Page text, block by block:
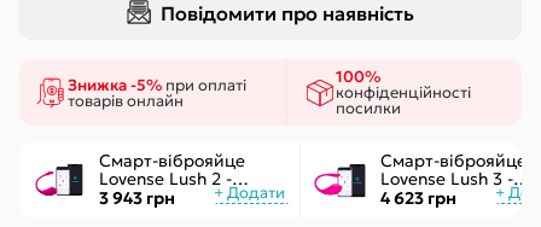
Повідомити про наявність
Знижка -5% при оплаті
товарів онлайн
100%
конфіденційності
посилки
Смарт-віброяйце
Lovense Lush 2 -
управління через
додаток
3 943 грн
Смарт-віброяйце
Lovense Lush 3 -
керування через
інтернет
4 623 грн